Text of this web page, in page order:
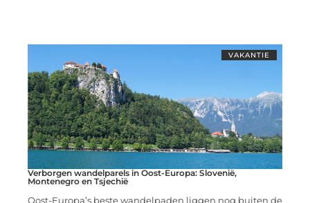
VAKANTIE
Verborgen wandelparels in Oost-Europa: Slovenië,
Montenegro en Tsjechië
Oost-Europa’s beste wandelpaden liggen nog buiten de